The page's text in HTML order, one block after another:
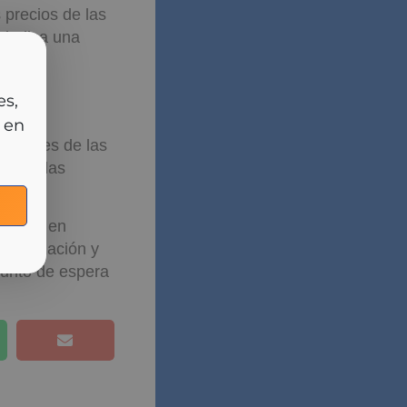
de las
una
de las
de las
en
y
de espera